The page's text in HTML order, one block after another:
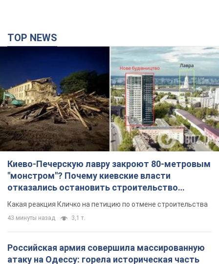
TOP NEWS
Киево-Печерскую лавру закроют 80-метровым
"монстром"? Почему киевские власти
отказались остановить строительство
небоскреба "московского верующего"
Какая реакция Кличко на петицию по отмене строительства
43 минуты назад 3,1 т.
Российская армия совершила массированную
атаку на Одессу: горела историческая часть